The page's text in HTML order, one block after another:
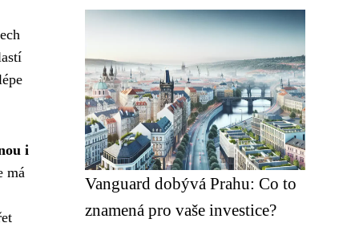
i
má
Vanguard dobývá Prahu: Co to
znamená pro vaše investice?